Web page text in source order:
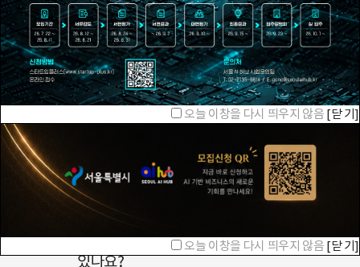
시설예약
회의할 공간이
필요하신가요?
입주기업
우리 입주기업을
소개합니다!
입주안내
어떻게 입주할 수
있나요?
오늘 이창을 다시 띄우지 않음[닫 기]
오늘 이창을 다시 띄우지 않음[닫 기]
오늘 이창을 다시 띄우지 않음 [닫 기]
오늘 이창을 다시 띄우지 않음 [닫 기]